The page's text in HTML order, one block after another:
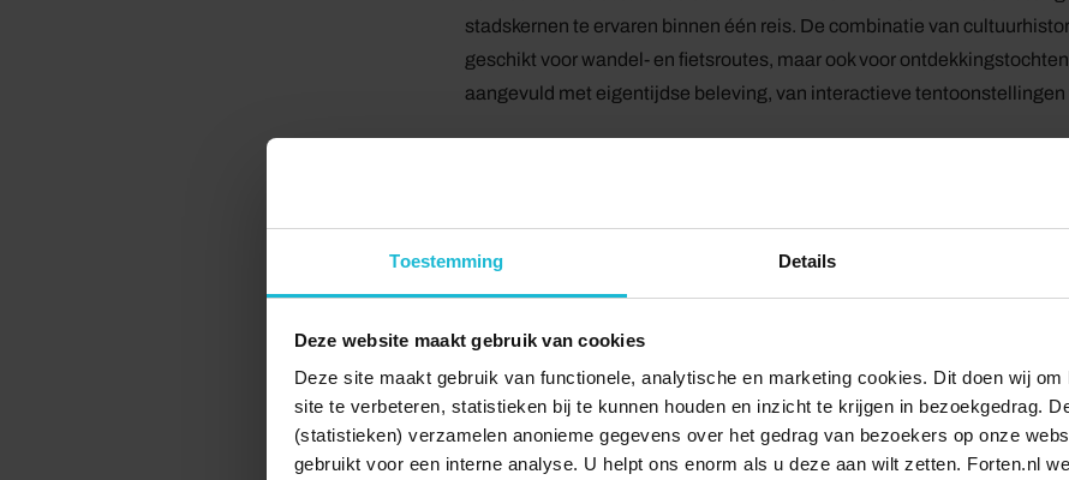
Toestemming Details
Deze website maakt gebruik van cookies
Deze site maakt gebruik van functionele, analytische en marketing cookies. Dit doen wij
site te verbeteren, statistieken bij te kunnen houden en inzicht te krijgen in bezoekgedrag.
(statistieken) verzamelen anonieme gegevens over het gedrag van bezoekers op onze
gebruikt voor een interne analyse. U helpt ons enorm als u deze aan wilt zetten. Forten.nl
stadskernen te ervaren binnen één reis. De combinatie van
geschikt voor wandel- en fietsroutes, maar ook voor
aangevuld met eigentijdse beleving, van interactieve
in op
meerdere musea en forten, routes die fiets- en vaartochten
idee is dat één dagbezoek uitgroeit tot een compleet weekend vol
Daarnaast wordt actief de verbinding gezocht met omliggende
en cultuur te combineren ontstaat een veelzijdig aanbod dat een
cultuursnuivers. Het toeristisch profiel wordt daardoor sterker en
volwaardige bestemming voor korte vakanties.